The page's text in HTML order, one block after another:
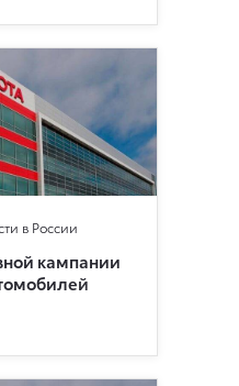
в России
кампании